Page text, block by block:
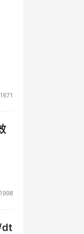
1671
1998
dt